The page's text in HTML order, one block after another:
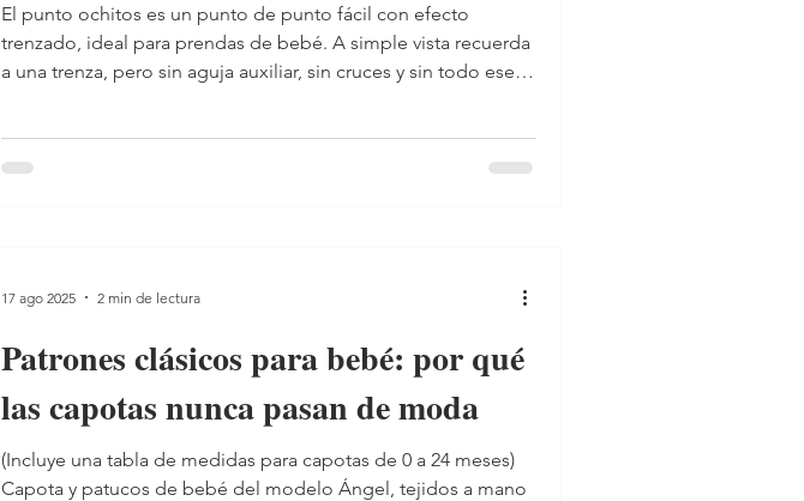
El punto ochitos es un punto de punto fácil con efecto
trenzado, ideal para prendas de bebé. A simple vista recuerda
a una trenza, pero sin aguja auxiliar, sin cruces y sin todo ese
lugar de cruzar puntos, el dibujo se forma con una
Patrones clásicos para bebé: por qué
las capotas nunca pasan de moda
(Incluye una tabla de medidas para capotas de 0 a 24 meses)
Capota y patucos de bebé del modelo Ángel, tejidos a mano
17 ago 2025 2 min de lectura